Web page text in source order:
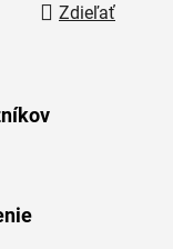
Zdieľať